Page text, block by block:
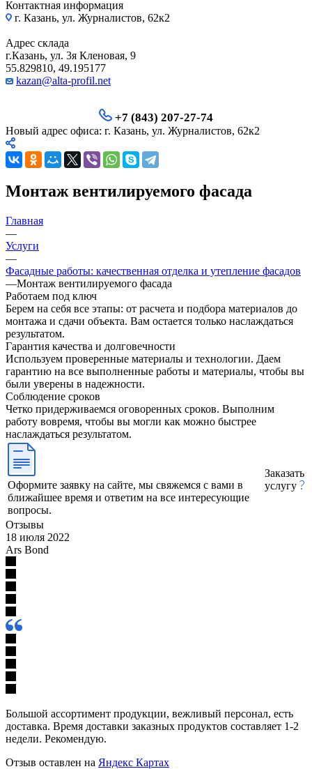
Контактная информация
г. Казань, ул. Журналистов, 62к2
Адрес склада
г.Казань, ул. 3я Кленовая, 9
55.829810, 49.195177
kazan@alta-profil.net
+7 (843) 207-27-74
Новый адрес офиса: г. Казань, ул. Журналистов, 62к2
Монтаж вентилируемого фасада
Главная
—
Услуги
—
Фасадные работы: качественная отделка и утепление фасадов
—Монтаж вентилируемого фасада
Работаем под ключ
Берем на себя все этапы: от расчета и подбора материалов до
монтажа и сдачи объекта. Вам остается только наслаждаться
результатом.
Гарантия качества и долговечности
Используем проверенные материалы и технологии. Даем
гарантию на все выполненные работы и материалы, чтобы вы
были уверены в надежности.
Соблюдение сроков
Четко придерживаемся оговоренных сроков. Выполним
работу вовремя, чтобы вы могли как можно быстрее
наслаждаться результатом.
Оформите заявку на сайте, мы свяжемся с вами в
ближайшее время и ответим на все интересующие
вопросы.
Заказать
услугу
Отзывы
18 июля 2022
Ars Bond
Большой ассортимент продукции, вежливый персонал, есть
доставка. Время доставки заказных продуктов составляет 1-2
недели. Рекомендую.
Отзыв оставлен на Яндекс Картах